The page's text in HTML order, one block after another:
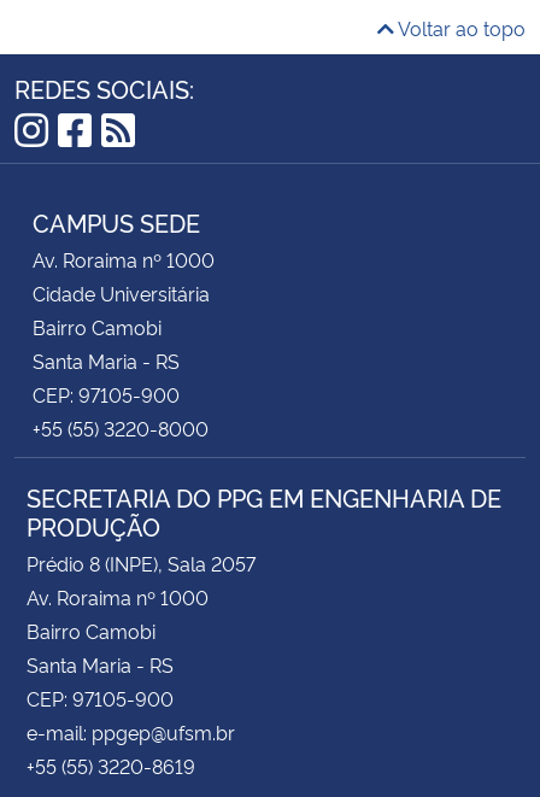
Voltar ao topo
REDES SOCIAIS:
Instagram
Facebook
RSS
CAMPUS SEDE
Av. Roraima nº 1000
Cidade Universitária
Bairro Camobi
Santa Maria - RS
CEP: 97105-900
+55 (55) 3220-8000
SECRETARIA DO PPG EM ENGENHARIA DE
PRODUÇÃO
Prédio 8 (INPE), Sala 2057
Av. Roraima nº 1000
Bairro Camobi
Santa Maria - RS
CEP: 97105-900
e-mail: ppgep@ufsm.br
+55 (55) 3220-8619